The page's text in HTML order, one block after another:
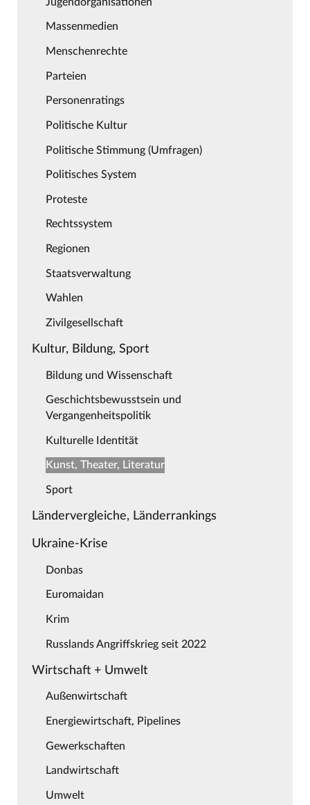
Massenmedien
Menschenrechte
Parteien
Personenratings
Politische Kultur
Politische Stimmung (Umfragen)
Politisches System
Proteste
Rechtssystem
Regionen
Staatsverwaltung
Wahlen
Zivilgesellschaft
Kultur, Bildung, Sport
Bildung und Wissenschaft
Geschichtsbewusstsein und
Vergangenheitspolitik
Kulturelle Identität
Kunst, Theater, Literatur
Sport
Ländervergleiche, Länderrankings
Ukraine-Krise
Donbas
Euromaidan
Krim
Russlands Angriffskrieg seit 2022
Wirtschaft + Umwelt
Außenwirtschaft
Energiewirtschaft, Pipelines
Gewerkschaften
Landwirtschaft
Umwelt